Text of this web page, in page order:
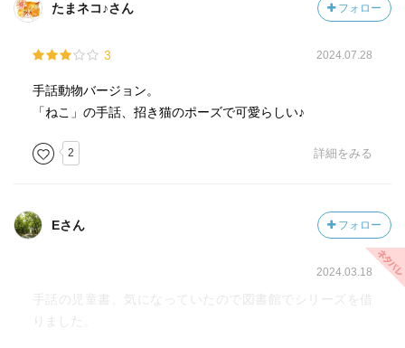
たまネコ♪さん フォロー
3 2024.07.28
手話動物バージョン。
「ねこ」の手話、招き猫のポーズで可愛らしい♪
2 詳細をみる
Eさん フォロー
2024.03.18
手話の児童書、気になっていたので図書館でシリーズを借
りました。